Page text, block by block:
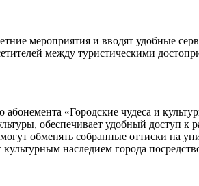
мероприятия и вводят удобные
между туристическими
«Городские чудеса и
обеспечивает удобный доступ к
обменять собранные оттиски на
наследием города